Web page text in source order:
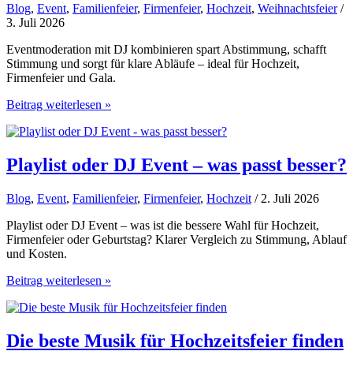
Blog, Event, Familienfeier, Firmenfeier, Hochzeit, Weihnachtsfeier/
3. Juli 2026
Eventmoderation mit DJ kombinieren spart Abstimmung, schafft
Stimmung und sorgt für klare Abläufe – ideal für Hochzeit,
Firmenfeier und Gala.
Eventmoderation
DJ
Beitrag weiterlesen »
Playlist oder DJ Event – was passt besser?
Blog, Event, Familienfeier, Firmenfeier, Hochzeit / 2. Juli 2026
Playlist oder DJ Event – was ist die bessere Wahl für Hochzeit,
Firmenfeier oder Geburtstag? Klarer Vergleich zu Stimmung, Ablauf
und Kosten.
Playlist
DJ
–
was
Beitrag weiterlesen »
Die beste Musik für Hochzeitsfeier finden